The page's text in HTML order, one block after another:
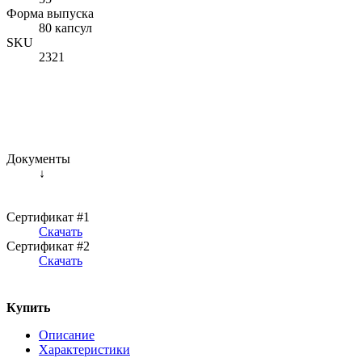
Форма выпуска
80 капсул
SKU
2321
Документы
↓
Сертификат #1
Скачать
Сертификат #2
Скачать
Купить
Описание
Характеристики